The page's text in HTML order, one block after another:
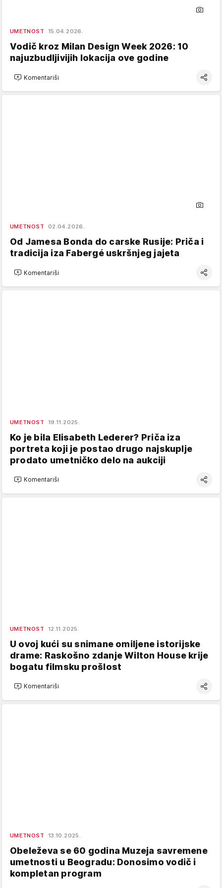
UMETNOST 15.04.2026.
Vodič kroz Milan Design Week 2026: 10
najuzbudljivijih lokacija ove godine
Komentariši
UMETNOST 02.04.2026.
Od Jamesa Bonda do carske Rusije: Priča i
tradicija iza Fabergé uskršnjeg jajeta
Komentariši
UMETNOST 19.11.2025.
Ko je bila Elisabeth Lederer? Priča iza
portreta koji je postao drugo najskuplje
prodato umetničko delo na aukciji
Komentariši
UMETNOST 12.11.2025.
U ovoj kući su snimane omiljene istorijske
drame: Raskošno zdanje Wilton House krije
bogatu filmsku prošlost
Komentariši
UMETNOST 13.10.2025.
Obeleževa se 60 godina Muzeja savremene
umetnosti u Beogradu: Donosimo vodič i
kompletan program